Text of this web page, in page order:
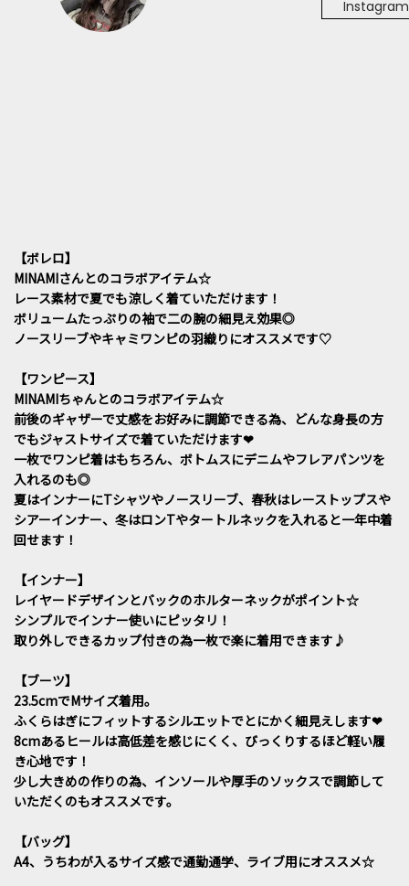
Instagram
【ボレロ】
MINAMIさんとのコラボアイテム☆
レース素材で夏でも涼しく着ていただけます！
ボリュームたっぷりの袖で二の腕の細見え効果◎
ノースリーブやキャミワンピの羽織りにオススメです♡
【ワンピース】
MINAMIちゃんとのコラボアイテム☆
前後のギャザーで丈感をお好みに調節できる為、どんな身長の方
でもジャストサイズで着ていただけます❤︎
一枚でワンピ着はもちろん、ボトムスにデニムやフレアパンツを
入れるのも◎
夏はインナーにTシャツやノースリーブ、春秋はレーストップスや
シアーインナー、冬はロンTやタートルネックを入れると一年中着
回せます！
【インナー】
レイヤードデザインとバックのホルターネックがポイント☆
シンプルでインナー使いにピッタリ！
取り外しできるカップ付きの為一枚で楽に着用できます♪
【ブーツ】
23.5cmでMサイズ着用。
ふくらはぎにフィットするシルエットでとにかく細見えします❤︎
8cmあるヒールは高低差を感じにくく、びっくりするほど軽い履
き心地です！
少し大きめの作りの為、インソールや厚手のソックスで調節して
いただくのもオススメです。
【バッグ】
A4、うちわが入るサイズ感で通勤通学、ライブ用にオススメ☆